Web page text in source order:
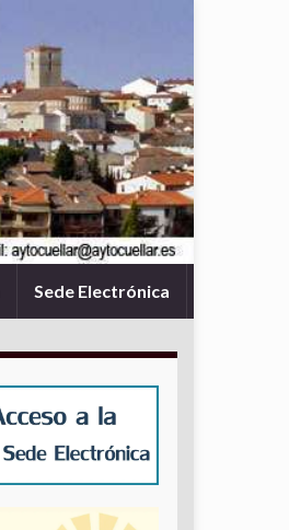
Sede Electrónica